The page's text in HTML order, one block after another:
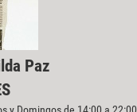
Paz
y Domingos de 14:00 a 22:00